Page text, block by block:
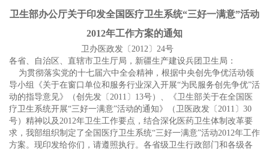
卫生部办公厅关于印发全国医疗卫生系统“三好一满意”活动
2012年工作方案的通知
卫办医政发〔2012〕24号
各省、自治区、直辖市卫生厅局，新疆生产建设兵团卫生局：
为贯彻落实党的十七届六中全会精神，根据中央创先争优活动领
导小组《关于在窗口单位和服务行业深入开展“为民服务创先争优”活
动的指导意见》（创先发〔2011〕13号）、《卫生部关于在全国医
疗卫生系统开展“三好一满意”活动的通知》（卫医政发〔2011〕30
号）精神以及2012年卫生工作要点，结合深化医药卫生体制改革要
求，我部组织制定了全国医疗卫生系统“三好一满意”活动2012年工作
方案。现印发给你们，请遵照执行。各省级卫生行政部门和各级各